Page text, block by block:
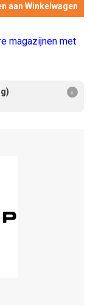
magazijnen met
i